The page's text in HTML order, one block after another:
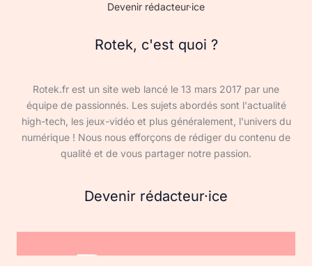
Devenir rédacteur·ice
Rotek, c'est quoi ?
Rotek.fr est un site web lancé le 13 mars 2017 par une
équipe de passionnés. Les sujets abordés sont l'actualité
high-tech, les jeux-vidéo et plus généralement, l'univers du
numérique ! Nous nous efforçons de rédiger du contenu de
qualité et de vous partager notre passion.
Devenir rédacteur·ice